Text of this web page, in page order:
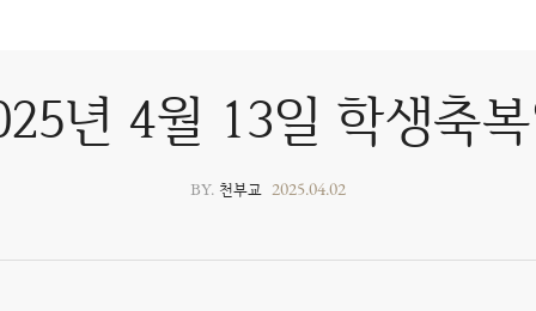
년 4월 13일 학생축
BY. 천부교 2025.04.02